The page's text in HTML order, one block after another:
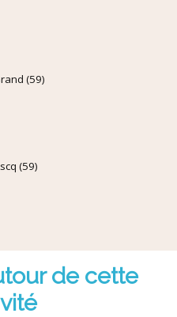
(59)
(59)
de cette